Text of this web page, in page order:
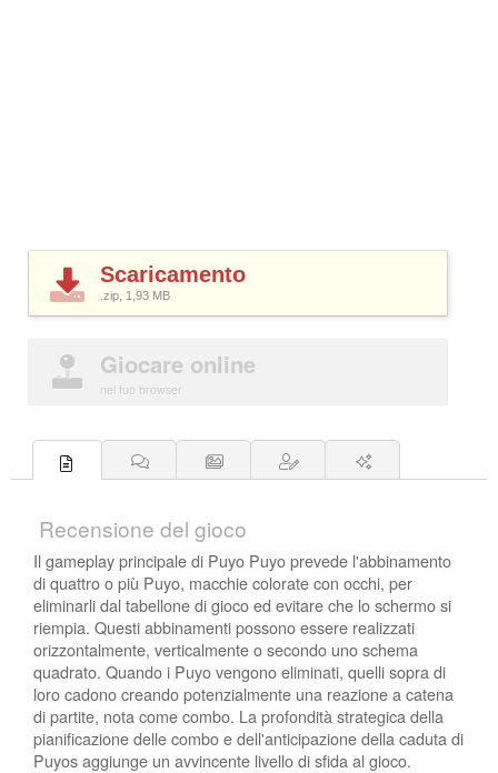
Scaricamento
.zip, 1,93 MB
Giocare online
nel tuo browser
Recensione del gioco
Il gameplay principale di Puyo Puyo prevede l'abbinamento
di quattro o più Puyo, macchie colorate con occhi, per
eliminarli dal tabellone di gioco ed evitare che lo schermo si
riempia. Questi abbinamenti possono essere realizzati
orizzontalmente, verticalmente o secondo uno schema
quadrato. Quando i Puyo vengono eliminati, quelli sopra di
loro cadono creando potenzialmente una reazione a catena
di partite, nota come combo. La profondità strategica della
pianificazione delle combo e dell'anticipazione della caduta di
Puyos aggiunge un avvincente livello di sfida al gioco.